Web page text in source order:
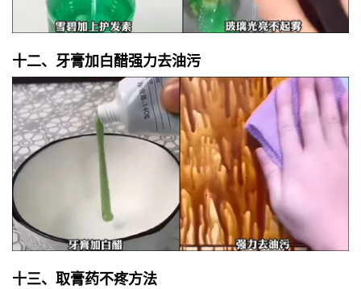
十二、牙膏加白醋强力去油污
十三、取膏药不疼方法